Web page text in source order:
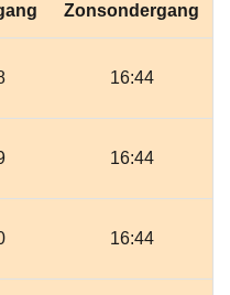
Zonsondergang
16:44
16:44
16:44